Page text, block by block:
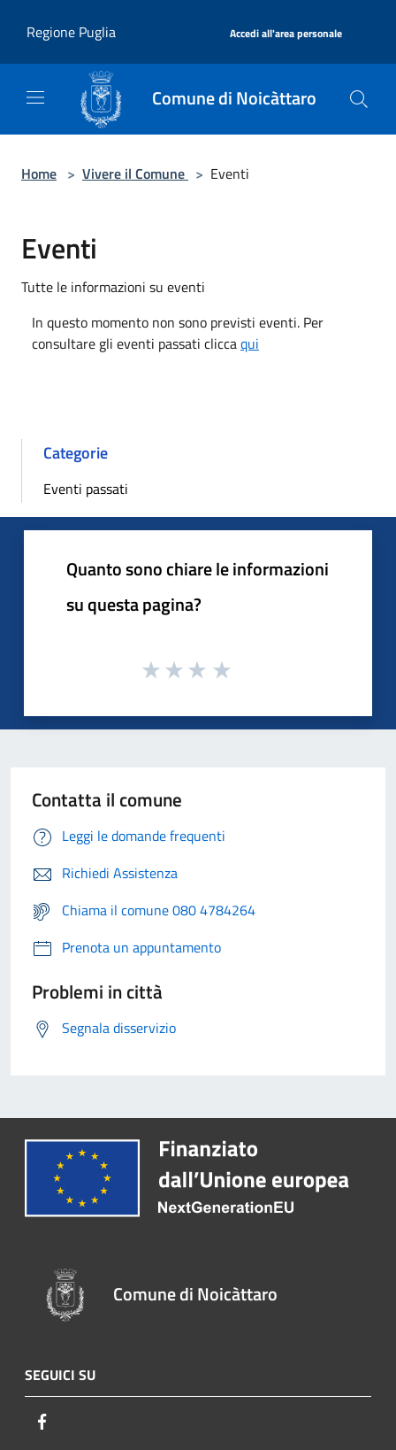
Regione Puglia
Accedi all'area personale
Comune di Noicàttaro
Home > Vivere il Comune > Eventi
Eventi
Tutte le informazioni su eventi
In questo momento non sono previsti eventi. Per
consultare gli eventi passati cliccaqui
Categorie
Eventi passati
Quanto sono chiare le informazioni
su questa pagina?
Contatta il comune
Leggi le domande frequenti
Richiedi Assistenza
Chiama il comune 080 4784264
Prenota un appuntamento
Problemi in città
Segnala disservizio
Comune di Noicàttaro
SEGUICI SU